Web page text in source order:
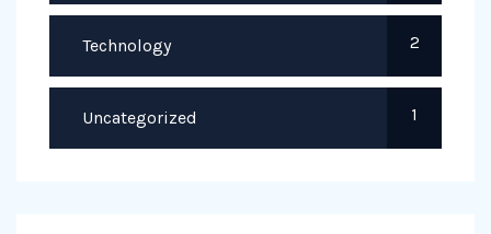
Technology 2
Uncategorized 1